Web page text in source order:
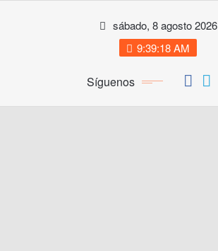
sábado, 8 agosto 2026
9:39:18 AM
Síguenos